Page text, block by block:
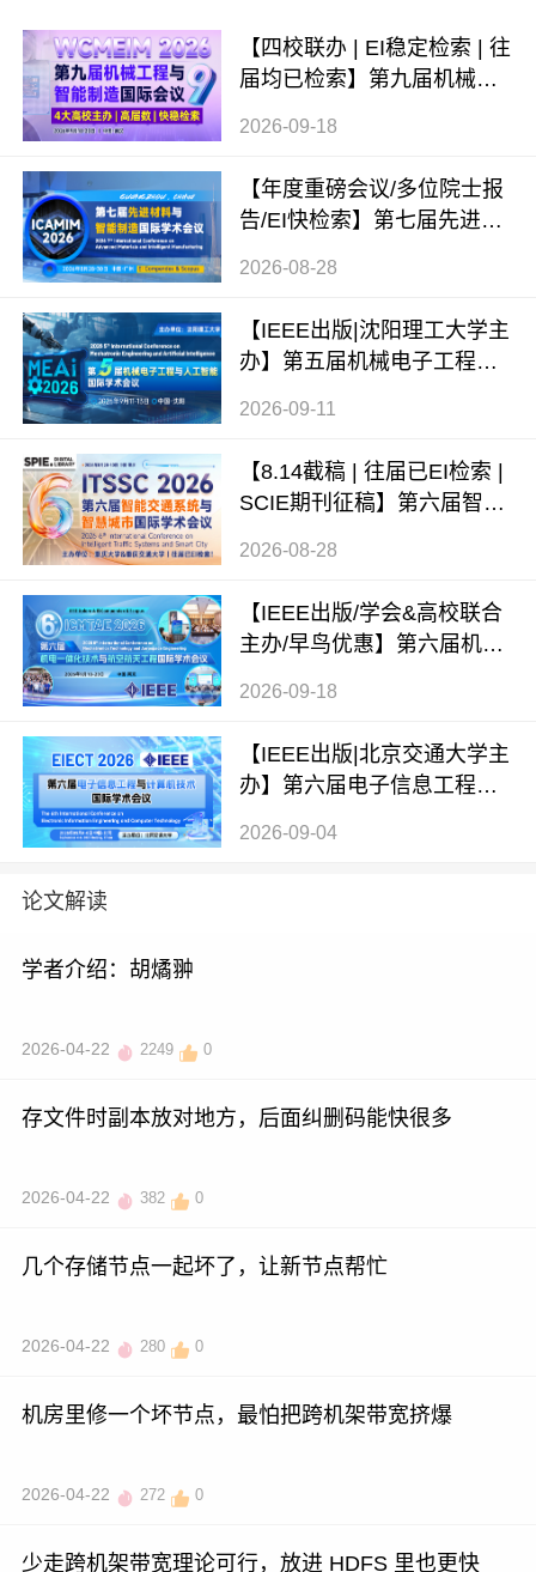
【四校联办 | EI稳定检索 | 往
届均已检索】第九届机械工
MEIM 2026）
2026-09-18
【年度重磅会议/多位院士报
告/EI快检索】第七届先进材
（ICAMIM 2026）
2026-08-28
【IEEE出版|沈阳理工大学主
办】第五届机械电子工程与
2026-09-11
【8.14截稿 | 往届已EI检索 |
SCIE期刊征稿】第六届智能
2026-08-28
【IEEE出版/学会&高校联合
主办/早鸟优惠】第六届机电
6）
2026-09-18
【IEEE出版|北京交通大学主
办】第六届电子信息工程与
2026-09-04
论文解读
学者介绍：胡燏翀
2026-04-22 2249 0
存文件时副本放对地方，后面纠删码能快很多
2026-04-22 382 0
几个存储节点一起坏了，让新节点帮忙
2026-04-22 280 0
机房里修一个坏节点，最怕把跨机架带宽挤爆
2026-04-22 272 0
少走跨机架带宽理论可行，放进 HDFS 里也更快